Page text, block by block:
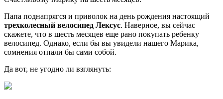
Папа поднапрягся и приволок на день рождения настоящий
трехколесный велосипед Лексус. Наверное, вы сейчас
скажете, что в шесть месяцев еще рано покупать ребенку
велосипед. Однако, если бы вы увидели нашего Марика,
сомнения отпали бы сами собой.
Да вот, не угодно ли взглянуть: